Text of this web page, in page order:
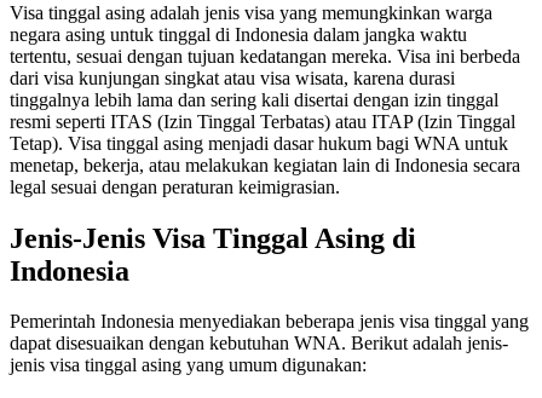
Visa tinggal asing adalah jenis visa yang memungkinkan warga
negara asing untuk tinggal di Indonesia dalam jangka waktu
tertentu, sesuai dengan tujuan kedatangan mereka. Visa ini berbeda
dari visa kunjungan singkat atau visa wisata, karena durasi
tinggalnya lebih lama dan sering kali disertai dengan izin tinggal
resmi seperti ITAS (Izin Tinggal Terbatas) atau ITAP (Izin Tinggal
Tetap). Visa tinggal asing menjadi dasar hukum bagi WNA untuk
menetap, bekerja, atau melakukan kegiatan lain di Indonesia secara
legal sesuai dengan peraturan keimigrasian.
Jenis-Jenis Visa Tinggal Asing di
Indonesia
Pemerintah Indonesia menyediakan beberapa jenis visa tinggal yang
dapat disesuaikan dengan kebutuhan WNA. Berikut adalah jenis-
jenis visa tinggal asing yang umum digunakan: